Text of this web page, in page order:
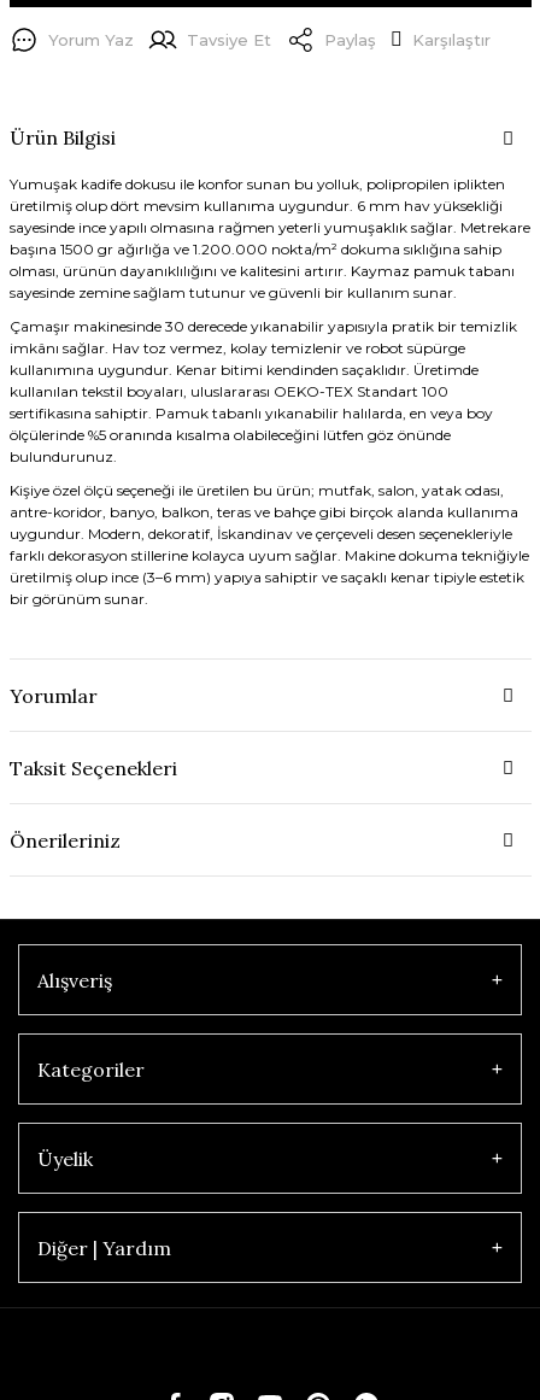
Yorum Yaz Tavsiye Et Paylaş Karşılaştır
Ürün Bilgisi
Yumuşak kadife dokusu ile konfor sunan bu yolluk, polipropilen iplikten
üretilmiş olup dört mevsim kullanıma uygundur. 6 mm hav yüksekliği
sayesinde ince yapılı olmasına rağmen yeterli yumuşaklık sağlar. Metrekare
başına 1500 gr ağırlığa ve 1.200.000 nokta/m² dokuma sıklığına sahip
olması, ürünün dayanıklılığını ve kalitesini artırır. Kaymaz pamuk tabanı
sayesinde zemine sağlam tutunur ve güvenli bir kullanım sunar.
Çamaşır makinesinde 30 derecede yıkanabilir yapısıyla pratik bir temizlik
imkânı sağlar. Hav toz vermez, kolay temizlenir ve robot süpürge
kullanımına uygundur. Kenar bitimi kendinden saçaklıdır. Üretimde
kullanılan tekstil boyaları, uluslararası OEKO-TEX Standart 100
sertifikasına sahiptir. Pamuk tabanlı yıkanabilir halılarda, en veya boy
ölçülerinde %5 oranında kısalma olabileceğini lütfen göz önünde
bulundurunuz.
Kişiye özel ölçü seçeneği ile üretilen bu ürün; mutfak, salon, yatak odası,
antre-koridor, banyo, balkon, teras ve bahçe gibi birçok alanda kullanıma
uygundur. Modern, dekoratif, İskandinav ve çerçeveli desen seçenekleriyle
farklı dekorasyon stillerine kolayca uyum sağlar. Makine dokuma tekniğiyle
üretilmiş olup ince (3–6 mm) yapıya sahiptir ve saçaklı kenar tipiyle estetik
bir görünüm sunar.
Yorumlar
Taksit Seçenekleri
Önerileriniz
Alışveriş
Kategoriler
Üyelik
Diğer | Yardım